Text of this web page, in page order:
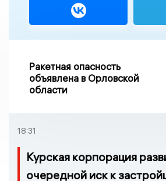
Ракетная опасность
объявлена в Орловской
области
18:31
Курская корпорация
очередной иск к